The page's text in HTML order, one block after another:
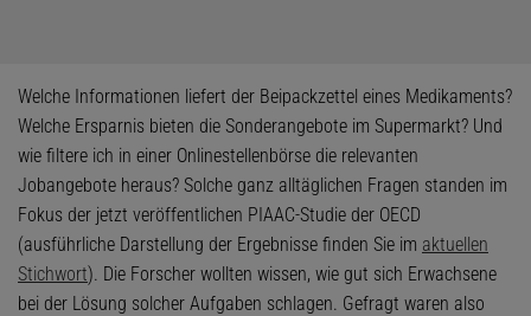
Welche Informationen liefert der Beipackzettel eines Medikaments?
Welche Ersparnis bieten die Sonderangebote im Supermarkt? Und
wie filtere ich in einer Onlinestellenbörse die relevanten
Jobangebote heraus? Solche ganz alltäglichen Fragen standen im
Fokus der jetzt veröffentlichen PIAAC-Studie der OECD
(ausführliche Darstellung der Ergebnisse finden Sie im aktuellen
Stichwort). Die Forscher wollten wissen, wie gut sich Erwachsene
bei der Lösung solcher Aufgaben schlagen. Gefragt waren also